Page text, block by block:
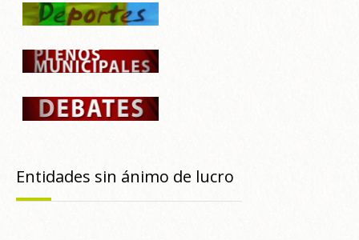
Entidades sin ánimo de lucro